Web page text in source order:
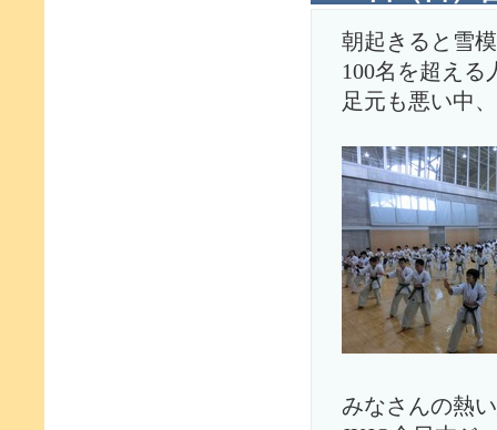
朝起きると雪
100名を超える
足元も悪い中
みなさんの熱